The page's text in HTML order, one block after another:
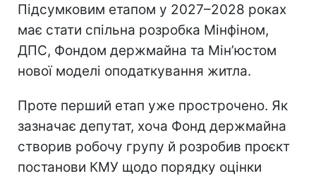
Підсумковим етапом у 2027–2028 роках
має стати спільна розробка Мінфіном,
ДПС, Фондом держмайна та Мін’юстом
нової моделі оподаткування житла.
Проте перший етап уже прострочено. Як
зазначає депутат, хоча Фонд держмайна
створив робочу групу й розробив проєкт
постанови КМУ щодо порядку оцінки